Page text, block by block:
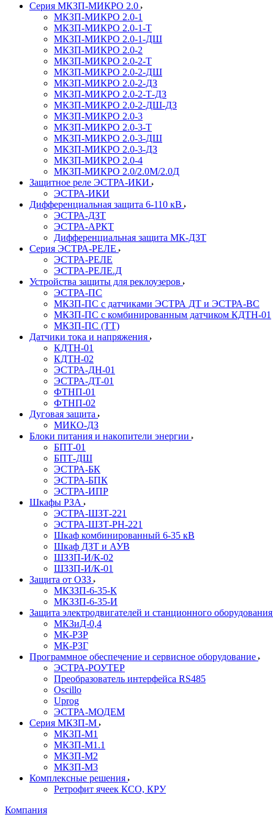
Серия МКЗП-МИКРО 2.0
МКЗП-МИКРО 2.0-1
МКЗП-МИКРО 2.0-1-Т
МКЗП-МИКРО 2.0-1-ДШ
МКЗП-МИКРО 2.0-2
МКЗП-МИКРО 2.0-2-Т
МКЗП-МИКРО 2.0-2-ДШ
МКЗП-МИКРО 2.0-2-ДЗ
МКЗП-МИКРО 2.0-2-Т-ДЗ
МКЗП-МИКРО 2.0-2-ДШ-ДЗ
МКЗП-МИКРО 2.0-3
МКЗП-МИКРО 2.0-3-Т
МКЗП-МИКРО 2.0-3-ДШ
МКЗП-МИКРО 2.0-3-ДЗ
МКЗП-МИКРО 2.0-4
МКЗП-МИКРО 2.0/2.0М/2.0Д
Защитное реле ЭСТРА-ИКИ
ЭСТРА-ИКИ
Дифференциальная защита 6-110 кВ
ЭСТРА-ДЗТ
ЭСТРА-АРКТ
Дифференциальная защита МК-ДЗТ
Серия ЭСТРА-РЕЛЕ
ЭСТРА-РЕЛЕ
ЭСТРА-РЕЛЕ.Д
Устройства защиты для реклоузеров
ЭСТРА-ПС
МКЗП-ПС с датчиками ЭСТРА ДТ и ЭСТРА-ВС
МКЗП-ПС с комбинированным датчиком КДТН-01
МКЗП-ПС (ТТ)
Датчики тока и напряжения
КДТН-01
КДТН-02
ЭСТРА-ДН-01
ЭСТРА-ДТ-01
ФТНП-01
ФТНП-02
Дуговая защита
МИКО-ДЗ
Блоĸи питания и наĸопители энергии
БПТ-01
БПТ-ДШ
ЭСТРА-БК
ЭСТРА-БПК
ЭСТРА-ИПР
Шкафы РЗА
ЭСТРА-ШЗТ-221
ЭСТРА-ШЗТ-РН-221
Шкаф комбинированный 6-35 кВ
Шкаф ДЗТ и АУВ
ШЗЗП-И/К-02
ШЗЗП-И/К-01
Защита от ОЗЗ
МКЗЗП-6-35-К
МКЗЗП-6-35-И
Защита элеĸтродвигателей и станционного оборудования
МКЗиД-0,4
МК-РЗР
МК-РЗГ
Программное обеспечение и сервисное оборудование
ЭСТРА-РОУТЕР
Преобразователь интерфейса RS485
Oscillo
Uprog
ЭСТРА-МОДЕМ
Серия МКЗП-М
МКЗП-М1
МКЗП-М1.1
МКЗП-М2
МКЗП-М3
Комплексные решения
Ретрофит ячеек КСО, КРУ
Компания